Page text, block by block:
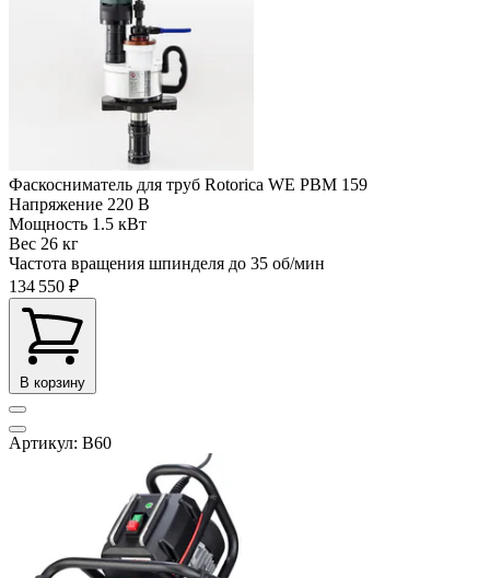
Фаскосниматель для труб Rotorica WE PBM 159
Напряжение 220 В
Мощность 1.5 кВт
Вес 26 кг
Частота вращения шпинделя до 35 об/мин
134 550 ₽
В корзину
Артикул: B60